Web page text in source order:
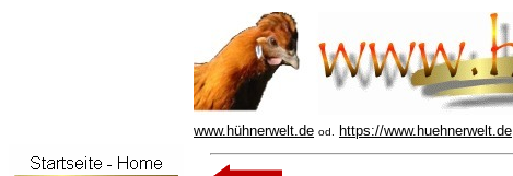
www.hühnerwelt.de od. https://www.huehnerwelt.de